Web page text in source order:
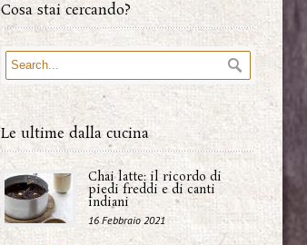
Cosa stai cercando?
Le ultime dalla cucina
Chai latte: il ricordo di
piedi freddi e di canti
indiani
16 Febbraio 2021